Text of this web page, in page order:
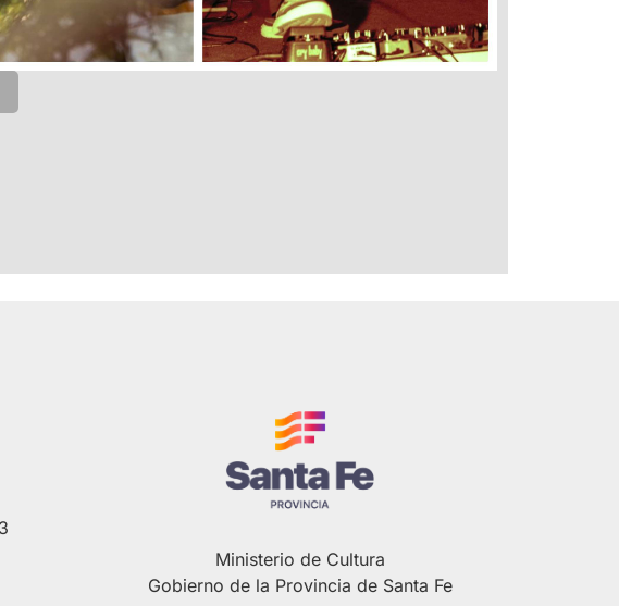
Ministerio de Cultura
Gobierno de la Provincia de Santa Fe